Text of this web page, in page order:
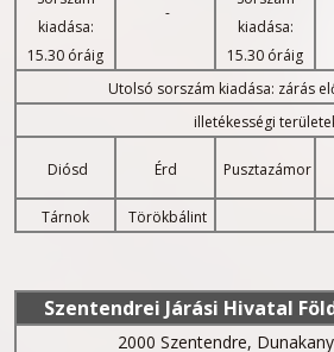
kiadása:
15.30 óráig
-
kiadása:
15.30 óráig
Utolsó sorszám kiadása: zárás
illetékességi
Diósd Érd Pusztazámor
Tárnok
Törökbálint
Szentendrei Járási Hivatal
2000 Szentendre,